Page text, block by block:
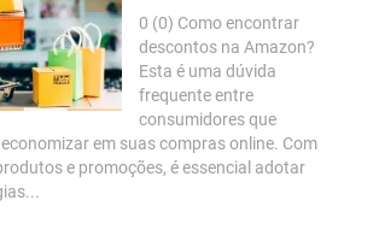
0 (0) Como encontrar
descontos na Amazon?
Esta é uma dúvida
frequente entre
consumidores que
em suas compras online. Com
e promoções, é essencial adotar